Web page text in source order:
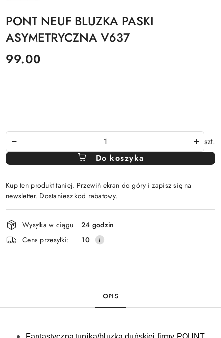
PONT NEUF BLUZKA PASKI
ASYMETRYCZNA V637
cena:
99.00
szt.
Do koszyka
Kup ten produkt taniej. Przewiń ekran do góry i zapisz się na
newsletter. Dostaniesz kod rabatowy.
Dostępność
i
dostawa
Wysyłka w ciągu:
24 godzin
Cena przesyłki:
10
OPIS
Fantastyczna tunika/bluzka duńskiej firmy POUNT